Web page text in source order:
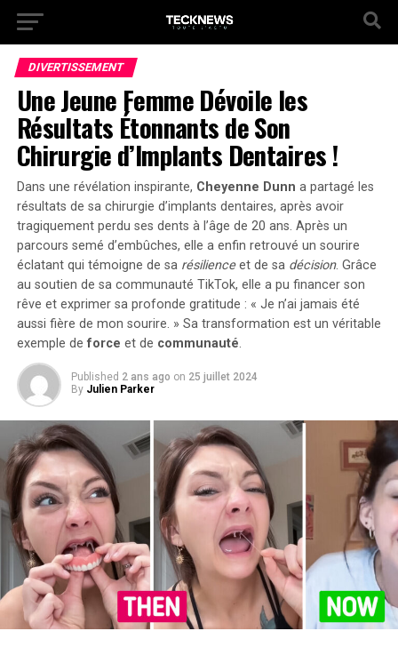
DIVERTISSEMENT
Une Jeune Femme Dévoile les
Résultats Étonnants de Son
Chirurgie d’Implants Dentaires !
Dans une révélation inspirante, Cheyenne Dunn a partagé les
résultats de sa chirurgie d’implants dentaires, après avoir
tragiquement perdu ses dents à l’âge de 20 ans. Après un
parcours semé d’embûches, elle a enfin retrouvé un sourire
éclatant qui témoigne de sa résilienceet de sa décision. Grâce
au soutien de sa communauté TikTok, elle a pu financer son
rêve et exprimer sa profonde gratitude : « Je n’ai jamais été
aussi fière de mon sourire. » Sa transformation est un véritable
exemple de force et de communauté.
Published 2 ans ago on 25 juillet 2024
By Julien Parker